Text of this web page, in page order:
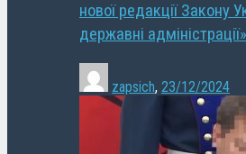
нової редакції Закону
державні адміністрації»
zapsich, 23/12/2024